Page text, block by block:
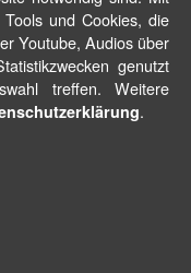
und Cookies, die
Youtube, Audios über
genutzt
treffen. Weitere
.